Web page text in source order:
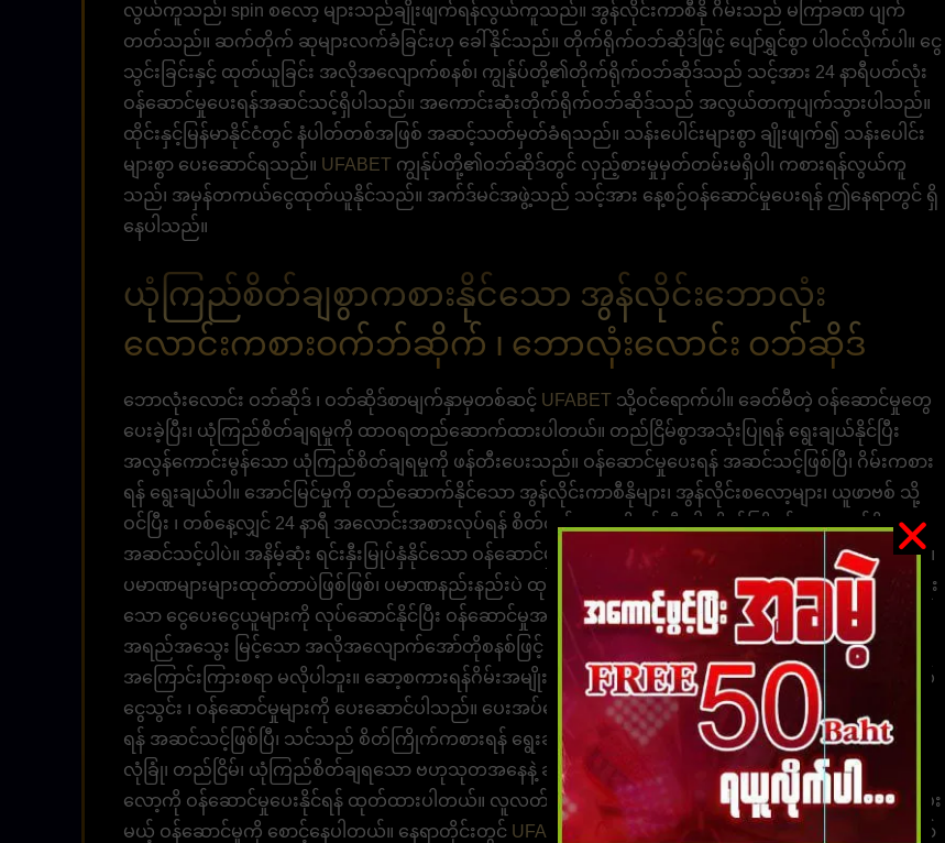
လွယ်ကူသည်၊ spin စလော့ များသည်ချိုးဖျက်ရန်လွယ်ကူသည်။ အွန်လိုင်းကာစီနို ဂိမ်းသည် မကြာခဏ ပျက်
တတ်သည်။ ဆက်တိုက် ဆုများလက်ခံခြင်းဟု ခေါ်နိုင်သည်။ တိုက်ရိုက်ဝဘ်ဆိုဒ်ဖြင့် ပျော်ရွှင်စွာ ပါဝင်လိုက်ပါ။ ငွေ
သွင်းခြင်းနှင့် ထုတ်ယူခြင်း အလိုအလျောက်စနစ်၊ ကျွန်ုပ်တို့၏တိုက်ရိုက်ဝဘ်ဆိုဒ်သည် သင့်အား 24 နာရီပတ်လုံး
ဝန်ဆောင်မှုပေးရန်အဆင်သင့်ရှိပါသည်။ အကောင်းဆုံးတိုက်ရိုက်ဝဘ်ဆိုဒ်သည် အလွယ်တကူပျက်သွားပါသည်။
ထိုင်းနှင့်မြန်မာနိုင်ငံတွင် နံပါတ်တစ်အဖြစ် အဆင့်သတ်မှတ်ခံရသည်။ သန်းပေါင်းများစွာ ချိုးဖျက်၍ သန်းပေါင်း
များစွာ ပေးဆောင်ရသည်။ UFABET ကျွန်ုပ်တို့၏ဝဘ်ဆိုဒ်တွင် လှည့်စားမှုမှတ်တမ်းမရှိပါ၊ ကစားရန်လွယ်ကူ
သည်၊ အမှန်တကယ်ငွေထုတ်ယူနိုင်သည်။ အက်ဒ်မင်အဖွဲ့သည် သင့်အား နေ့စဉ်ဝန်ဆောင်မှုပေးရန် ဤနေရာတွင် ရှိ
နေပါသည်။
ယုံကြည်စိတ်ချစွာကစားနိုင်သော အွန်လိုင်းဘောလုံး
လောင်းကစားဝက်ဘ်ဆိုက် ၊ ဘောလုံးလောင်း ဝဘ်ဆိုဒ်
ဘောလုံးလောင်း ဝဘ်ဆိုဒ် ၊ ဝဘ်ဆိုဒ်စာမျက်နှာမှတစ်ဆင့် UFABET သို့ဝင်ရောက်ပါ။ ခေတ်မီတဲ့ ဝန်ဆောင်မှုတွေ
ပေးခဲ့ပြီး၊ ယုံကြည်စိတ်ချရမှုကို ထာဝရတည်ဆောက်ထားပါတယ်။ တည်ငြိမ်စွာအသုံးပြုရန် ရွေးချယ်နိုင်ပြီး
အလွန်ကောင်းမွန်သော ယုံကြည်စိတ်ချရမှုကို ဖန်တီးပေးသည်။ ဝန်ဆောင်မှုပေးရန် အဆင်သင့်ဖြစ်ပြီ၊ ဂိမ်းကစား
ရန် ရွေးချယ်ပါ။ အောင်မြင်မှုကို တည်ဆောက်နိုင်သော အွန်လိုင်းကာစီနိုများ၊ အွန်လိုင်းစလော့များ၊ ယူဖာဗစ် သို့
ဝင်ပြီး ၊ တစ်နေ့လျှင် 24 နာရီ အလောင်းအစားလုပ်ရန် စိတ်လှုပ်ရှားမှုကို ဖန်တီးပါ။ စိတ်ကြိုက်၊ လာလည်ဖို့
အဆင်သင့်ပါပဲ။ အနိမ့်ဆုံး ရင်းနှီးမြုပ်နှံနိုင်သော ဝန်ဆောင်မှုများ ပေးဆောင်ရန် အကန့်အသတ်မရှိ ငွေထုတ်ခြင်း။
ပမာဏများများထုတ်တာပဲဖြစ်ဖြစ်၊ ပမာဏနည်းနည်းပဲ ထုတ်ယူတာပဲဖြစ်ဖြစ်၊ အေအိုင်စနစ်မှတစ်ဆင့် အမျိုးမျိုး
သော ငွေပေးငွေယူများကို လုပ်ဆောင်နိုင်ပြီး ဝန်ဆောင်မှုအမျိုးအစားသစ်အဖြစ် မှတ်ယူနိုင်ပါသည်။
အရည်အသွေး မြင့်သော အလိုအလျောက်အော်တိုစနစ်ဖြင့် စလစ်မကပ်ဘဲ ပါရမီရှင် ဝန်ထမ်းတွေကို
အကြောင်းကြားစရာ မလိုပါဘူး။ ဆော့စကားရန်ဂိမ်းအမျိုးမျိုးကို ရွေးချယ်နိုင်ပါသည်။ မြန်ဆန်၊ မြန်မြန်ငွေထုတ်
ငွေသွင်း ၊ ဝန်ဆောင်မှုများကို ပေးဆောင်ပါသည်။ ပေးအပ်သော အမြင့်ဆုံးဆုငွေများ ရှိပါသည်။ ဝန်ဆောင်မှုပေး
ရန် အဆင်သင့်ဖြစ်ပြီ၊ သင်သည် စိတ်ကြိုက်ကစားရန် ရွေးချယ်နိုင်ပြီး အလောင်းအစားကို ရွေးချယ်နိုင်ပါသည်။
လုံခြုံ၊ တည်ငြိမ်၊ ယုံကြည်စိတ်ချရသော ဗဟုသုတအနေနဲ့ ခရီးသွားရင်း အချိန်တိုင်း ဒီနေရာကနေတစ်ဆင့် ufa စ
လော့ကို ဝန်ဆောင်မှုပေးနိုင်ရန် ထုတ်ထားပါတယ်။ လူလတ်တန်းစားမှမ၀င်သော တိုက်ရိုက်ဝဘ်ဆိုဒ် ပရိုမိုးရှင်းပေး
မယ့် ဝန်ဆောင်မှုကို စောင့်နေပါတယ်။ နေရာတိုင်းတွင် UFABET
လောင်းကစားဝန်ဆောင်မှုများပေးရန် စောင့်မျှော်